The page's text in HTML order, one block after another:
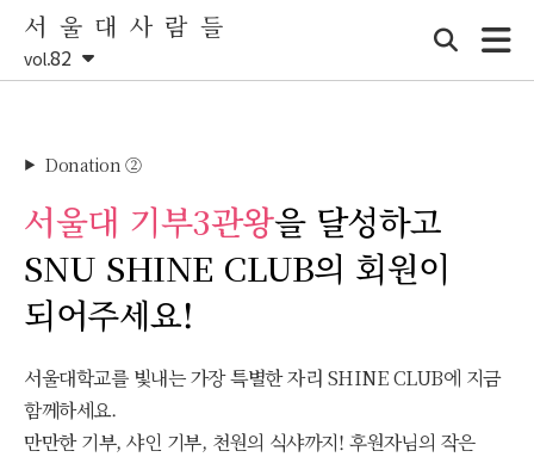
서 울 대 사 람 들
vol.82
▶ Donation ②
서울대 기부3관왕을 달성하고
SNU SHINE CLUB의 회원이
되어주세요!
서울대학교를 빛내는 가장 특별한 자리 SHINE CLUB에 지금
함께하세요.
만만한 기부, 샤인 기부, 천원의 식샤까지! 후원자님의 작은